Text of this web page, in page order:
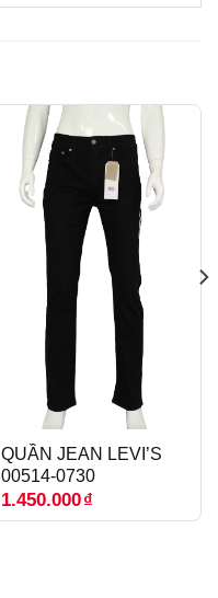
QUẦN JEAN LEVI’S
00514-0730
1.450.000₫